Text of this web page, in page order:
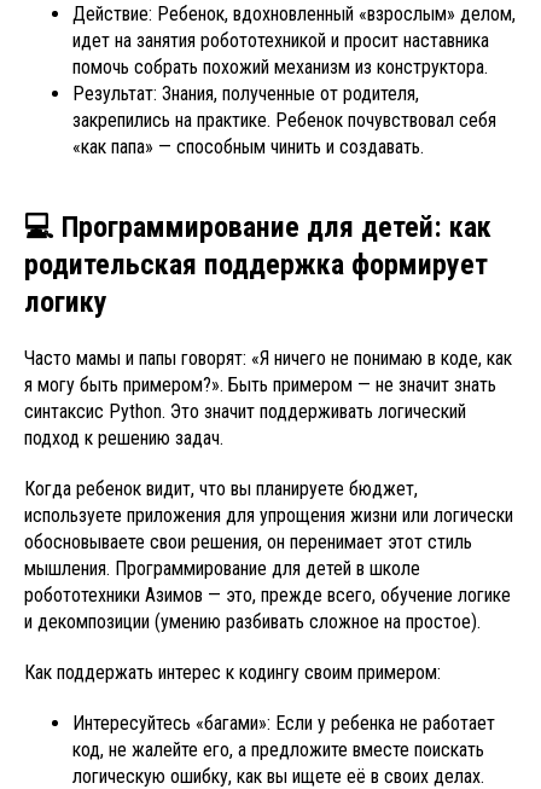
Действие: Ребенок, вдохновленный «взрослым» делом,
идет на занятия робототехникой и просит наставника
помочь собрать похожий механизм из конструктора.
Результат: Знания, полученные от родителя,
закрепились на практике. Ребенок почувствовал себя
«как папа» — способным чинить и создавать.
💻 Программирование для детей: как
родительская поддержка формирует
логику
Часто мамы и папы говорят: «Я ничего не понимаю в коде, как
я могу быть примером?». Быть примером — не значит знать
синтаксис Python. Это значит поддерживать логический
подход к решению задач.
Когда ребенок видит, что вы планируете бюджет,
используете приложения для упрощения жизни или логически
обосновываете свои решения, он перенимает этот стиль
мышления. Программирование для детей в школе
робототехники Азимов — это, прежде всего, обучение логике
и декомпозиции (умению разбивать сложное на простое).
Как поддержать интерес к кодингу своим примером:
Интересуйтесь «багами»: Если у ребенка не работает
код, не жалейте его, а предложите вместе поискать
логическую ошибку, как вы ищете её в своих делах.